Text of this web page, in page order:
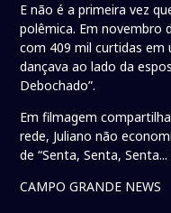
E não é a primeira vez
polêmica. Em novembro
com 409 mil curtidas em
dançava ao lado da
Debochado”.
Em filmagem
rede, Juliano não
de “Senta, Senta, Senta...
CAMPO GRANDE NEWS